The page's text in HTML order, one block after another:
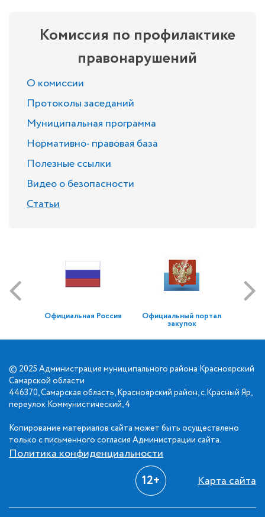
Комиссия по профилактике
правонарушений
О комиссии
Протоколы заседаний
Муниципальная программа
Нормативно- правовая база
Полезные ссылки
Видео о безопасности
Статьи
Официальная Россия Официальный портал
закупок
© 2025 Администрация муниципального района Красноярский
Самарской области
446370, Самарская область, Красноярский район, с.Красный Яр,
переулок Коммунистический, 4
Копирование материалов сайта может быть осуществлено
только с письменного согласия Администрации сайта.
Политика конфиденциальности
12+ Карта сайта